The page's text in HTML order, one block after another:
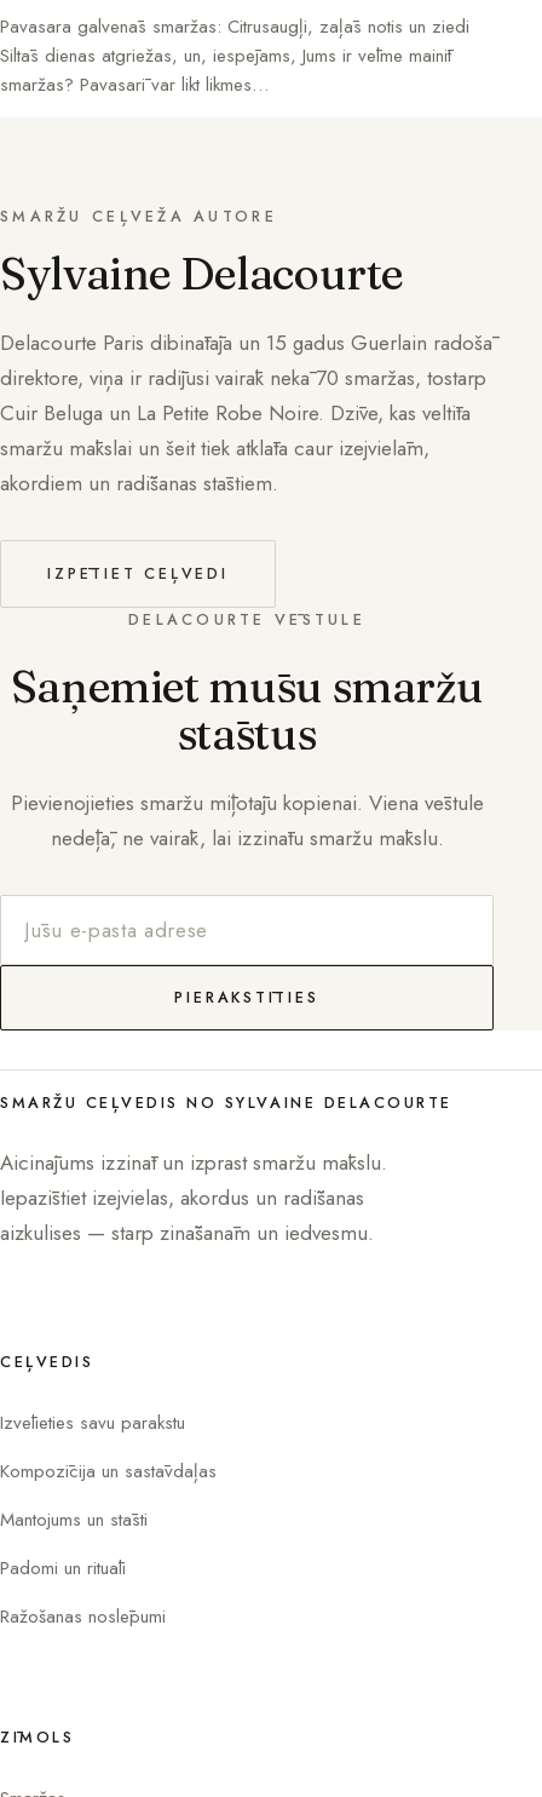
Pavasara galvenās smaržas: Citrusaugļi, zaļās notis un ziedi
Siltās dienas atgriežas, un, iespējams, Jums ir vēlme mainīt
smaržas? Pavasarī var likt likmes…
SMARŽU CEĻVEŽA AUTORE
Sylvaine Delacourte
Delacourte Paris dibinātāja un 15 gadus Guerlain radošā
direktore, viņa ir radījusi vairāk nekā 70 smaržas, tostarp
Cuir Beluga un La Petite Robe Noire. Dzīve, kas veltīta
smaržu mākslai un šeit tiek atklāta caur izejvielām,
akordiem un radīšanas stāstiem.
IZPĒTIET CEĻVEDI
DELACOURTE VĒSTULE
Saņemiet mūsu smaržu
stāstus
Pievienojieties smaržu mīļotāju kopienai. Viena vēstule
nedēļā, ne vairāk, lai izzinātu smaržu mākslu.
PIERAKSTĪTIES
SMARŽU CEĻVEDIS NO SYLVAINE DELACOURTE
Aicinājums izzināt un izprast smaržu mākslu.
Iepazīstiet izejvielas, akordus un radīšanas
aizkulises — starp zināšanām un iedvesmu.
CEĻVEDIS
Izvēlieties savu parakstu
Kompozīcija un sastāvdaļas
Mantojums un stāsti
Padomi un rituāli
Ražošanas noslēpumi
ZĪMOLS